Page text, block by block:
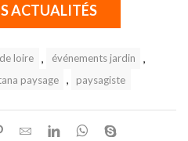
ACTUALITÉS
loire événements jardin
paysage , paysagiste